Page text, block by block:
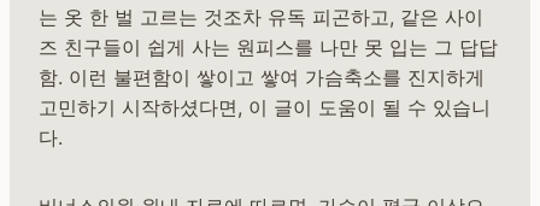
는 옷 한 벌 고르는 것조차 유독 피곤하고, 같은 사이
즈 친구들이 쉽게 사는 원피스를 나만 못 입는 그 답답
함. 이런 불편함이 쌓이고 쌓여 가슴축소를 진지하게
고민하기 시작하셨다면, 이 글이 도움이 될 수 있습니
다.